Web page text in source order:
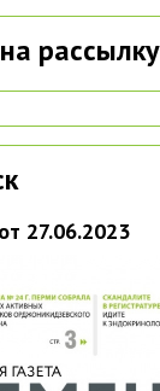
рассылку
27.06.2023